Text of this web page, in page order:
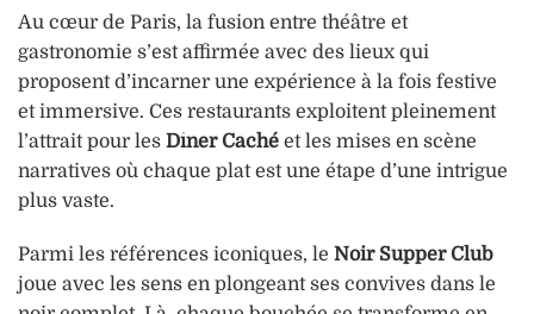
Au cœur de Paris, la fusion entre théâtre et
gastronomie s’est affirmée avec des lieux qui
proposent d’incarner une expérience à la fois festive
et immersive. Ces restaurants exploitent pleinement
l’attrait pour les Dîner Caché et les mises en scène
narratives où chaque plat est une étape d’une intrigue
plus vaste.
Parmi les références iconiques, le Noir Supper Club
joue avec les sens en plongeant ses convives dans le